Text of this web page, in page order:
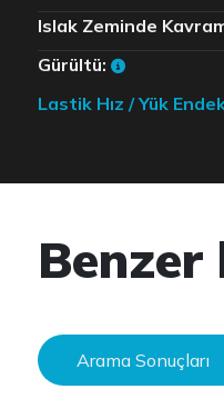
Islak Zeminde
Gürültü:
Lastik Hız / Yük
Arama Sonuçları